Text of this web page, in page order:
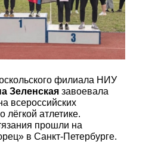
филиала НИУ
Зеленскаязавоевала
всероссийских
лёгкой атлетике.
прошли на
в Санкт-Петербурге.